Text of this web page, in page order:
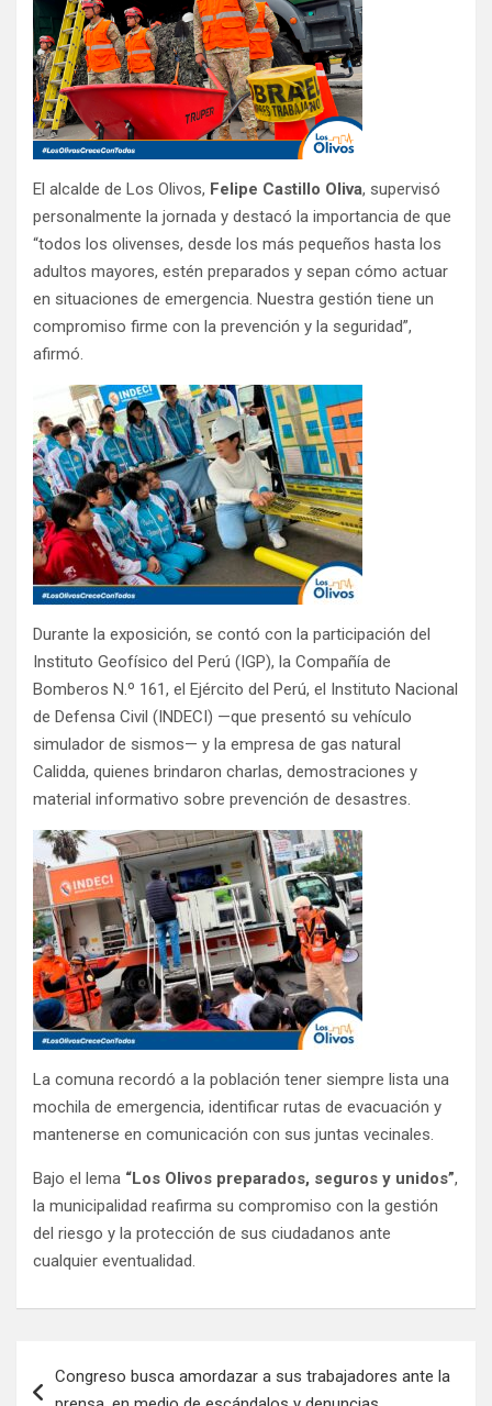
El alcalde de Los Olivos, Felipe Castillo Oliva, supervisó
personalmente la jornada y destacó la importancia de que
“todos los olivenses, desde los más pequeños hasta los
adultos mayores, estén preparados y sepan cómo actuar
en situaciones de emergencia. Nuestra gestión tiene un
compromiso firme con la prevención y la seguridad”,
afirmó.
Durante la exposición, se contó con la participación del
Instituto Geofísico del Perú (IGP), la Compañía de
Bomberos N.º 161, el Ejército del Perú, el Instituto Nacional
de Defensa Civil (INDECI) —que presentó su vehículo
simulador de sismos— y la empresa de gas natural
Calidda, quienes brindaron charlas, demostraciones y
material informativo sobre prevención de desastres.
La comuna recordó a la población tener siempre lista una
mochila de emergencia, identificar rutas de evacuación y
mantenerse en comunicación con sus juntas vecinales.
Bajo el lema “Los Olivos preparados, seguros y unidos”,
la municipalidad reafirma su compromiso con la gestión
del riesgo y la protección de sus ciudadanos ante
cualquier eventualidad.
Congreso busca amordazar a sus trabajadores ante la